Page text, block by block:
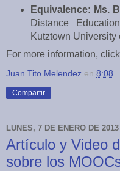
Equivalence: Ms.
Distance
Kutztown University
For more information, click
Juan Tito Melendez en 8:08
Compartir
LUNES, 7 DE ENERO DE 2013
Artículo y Video
sobre los